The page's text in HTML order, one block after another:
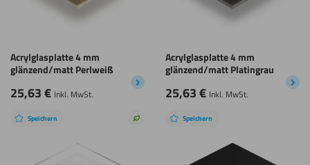
Acrylglasplatte 4 mm
glänzend/matt Perlweiß
25,63€ Inkl. MwSt.
Acrylglasplatte 4 mm
glänzend/matt Platingrau
25,63€ Inkl. MwSt.
Speichern
NachhaltigeSpeichern